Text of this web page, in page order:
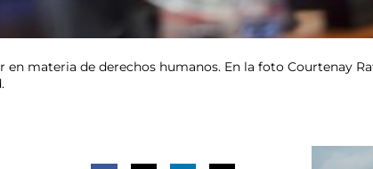
materia de derechos humanos. En la foto Courtenay